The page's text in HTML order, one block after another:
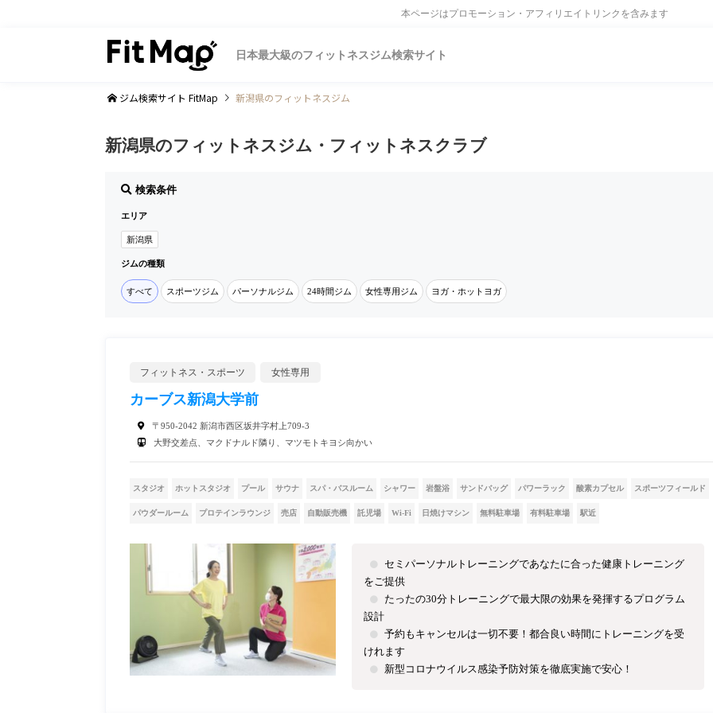
本ページはプロモーション・アフィリエイトリンクを含みます
日本最大級のフィットネスジム検索サイト
ジム検索サイト FitMap 新潟県のフィットネスジム
新潟県のフィットネスジム・フィットネスクラブ
検索条件
エリア
新潟県
ジムの種類
すべて スポーツジム パーソナルジム 24時間ジム 女性専用ジム ヨガ・ホットヨガ
フィットネス・スポーツ 女性専用
カーブス新潟大学前
〒950-2042 新潟市西区坂井字村上709-3
大野交差点、マクドナルド隣り、マツモトキヨシ向かい
スタジオ ホットスタジオ プール サウナ スパ・バスルーム シャワー 岩盤浴 サンドバッグ パワーラック 酸素カプセル スポーツフィールド
パウダールーム プロテインラウンジ 売店 自動販売機 託児場 Wi-Fi 日焼けマシン 無料駐車場 有料駐車場 駅近
セミパーソナルトレーニングであなたに合った健康トレーニング
をご提供
たったの30分トレーニングで最大限の効果を発揮するプログラム
設計
予約もキャンセルは一切不要！都合良い時間にトレーニングを受
けれます
新型コロナウイルス感染予防対策を徹底実施で安心！